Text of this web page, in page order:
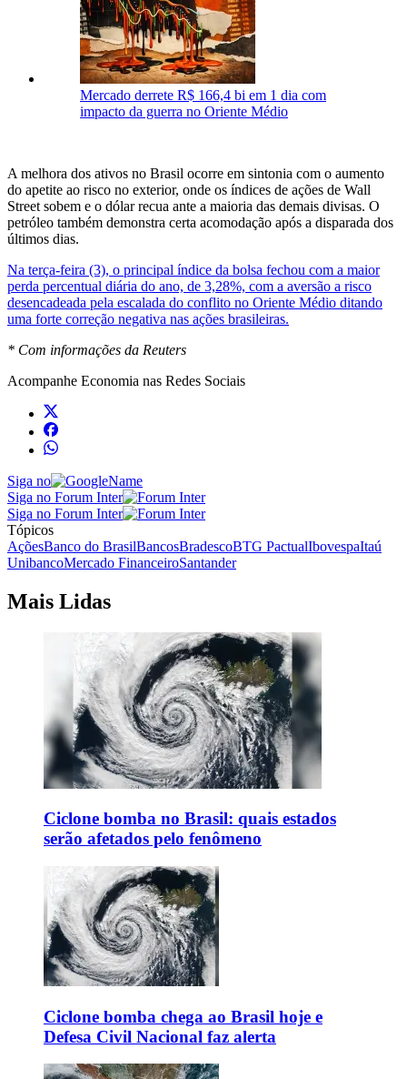
Mercado derrete R$ 166,4 bi em 1 dia com
impacto da guerra no Oriente Médio
A melhora dos ativos no Brasil ocorre em sintonia com o aumento
do apetite ao risco no exterior, onde os índices de ações de Wall
Street sobem e o dólar recua ante a maioria das demais divisas. O
petróleo também demonstra certa acomodação após a disparada dos
últimos dias.
Na terça-feira (3), o principal índice da bolsa fechou com a maior
perda percentual diária do ano, de 3,28%, com a aversão a risco
desencadeada pela escalada do conflito no Oriente Médio ditando
uma forte correção negativa nas ações brasileiras.
* Com informações da Reuters
Acompanhe Economia nas Redes Sociais
Siga no
Siga no Forum Inter
Siga no Forum Inter
Tópicos
AçõesBanco do BrasilBancosBradescoBTG PactualIbovespaItaú
UnibancoMercado FinanceiroSantander
Mais Lidas
Ciclone bomba no Brasil: quais estados
serão afetados pelo fenômeno
Ciclone bomba chega ao Brasil hoje e
Defesa Civil Nacional faz alerta